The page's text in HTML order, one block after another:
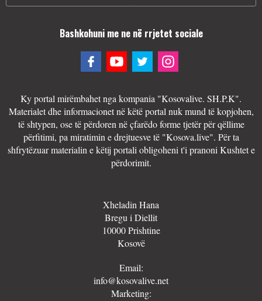
Bashkohuni me ne në rrjetet sociale
Ky portal mirëmbahet nga kompania "Kosovalive. SH.P.K".
Materialet dhe informacionet në këtë portal nuk mund të kopjohen,
të shtypen, ose të përdoren në çfarëdo forme tjetër për qëllime
përfitimi, pa miratimin e drejtuesve të "Kosova.live". Për ta
shfrytëzuar materialin e këtij portali obligoheni t'i pranoni Kushtet e
përdorimit.
Xheladin Hana
Bregu i Diellit
10000 Prishtine
Kosovë
Email:
info@kosovalive.net
Marketing: